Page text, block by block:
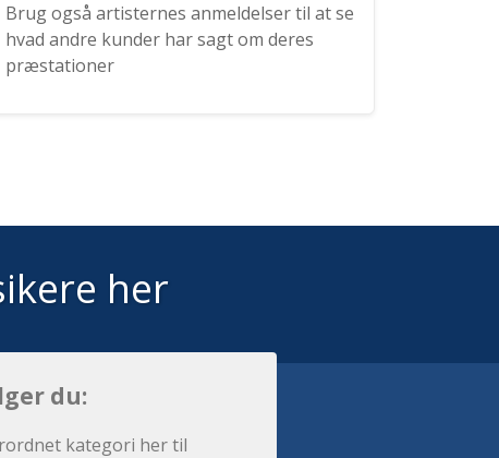
Brug også artisternes anmeldelser til at se
hvad andre kunder har sagt om deres
præstationer
her
du:
kategori her til